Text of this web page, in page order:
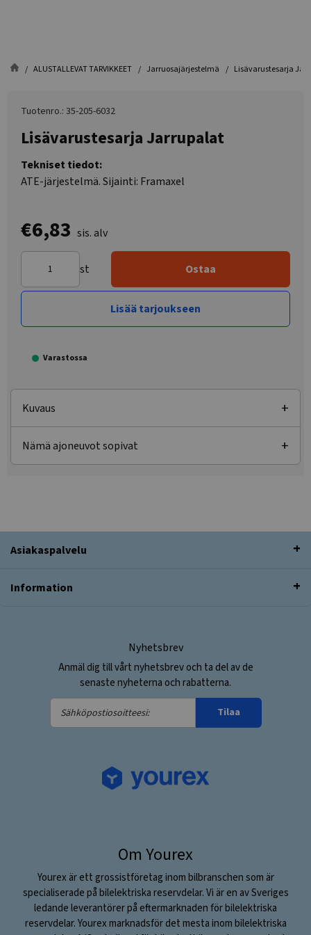
ALUSTALLEVAT TARVIKKEET Jarruosajärjestelmä Lisävarustesarja
Tuotenro.: 35-205-6032
Lisävarustesarja Jarrupalat
Tekniset tiedot:
ATE-järjestelmä. Sijainti: Framaxel
€6,83 sis. alv
st Ostaa
Lisää tarjoukseen
Varastossa
Kuvaus
Nämä ajoneuvot sopivat
Asiakaspalvelu
Information
Nyhetsbrev
Anmäl dig till vårt nyhetsbrev och ta del av de
senaste nyheterna och rabatterna.
Sähköpostiosoitteesi:
Tilaa
Om Yourex
Yourex är ett grossistföretag inom bilbranschen som är
specialiserade på bilelektriska reservdelar. Vi är en av Sveriges
ledande leverantörer på eftermarknaden för bilelektriska
reservdelar. Yourex marknadsför det mesta inom bilelektriska